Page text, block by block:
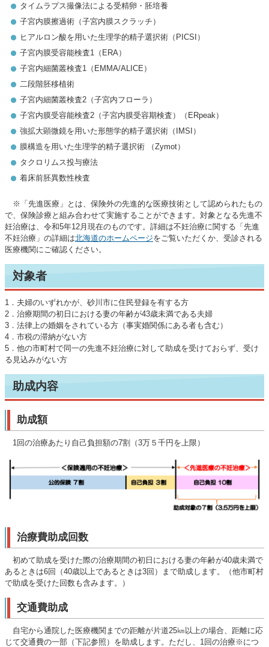
タイムラプス撮像法による受精卵・胚培養
子宮内膜擦過術（子宮内膜スクラッチ）
ヒアルロン酸を用いた生理学的精子選択術（PICSI）
子宮内膜受容能検査1（ERA）
子宮内細菌叢検査1（EMMA/ALICE）
二段階胚移植術
子宮内細菌叢検査2（子宮内フローラ）
子宮内膜受容能検査2（子宮内膜受容期検査）（ERpeak）
強拡大顕微鏡を用いた形態学的精子選択術（IMSI）
膜構造を用いた生理学的精子選択術 （Zymot）
タクロリムス投与療法
着床前胚異数性検査
※「先進医療」とは、保険外の先進的な医療技術として認められたもの
で、保険診療と組み合わせて実施することができます。対象となる先進不
妊治療は、令和5年12月現在のものです。詳細は不妊治療に関する「先進
不妊治療」の詳細は北海道のホームページをご覧いただくか、受診される
医療機関にご確認ください。
対象者
1．夫婦のいずれかが、砂川市に住民登録を有する方
2．治療期間の初日における妻の年齢が43歳未満である夫婦
3．法律上の婚姻をされている方（事実婚関係にある者も含む）
4．市税の滞納がない方
5．他の市町村で同一の先進不妊治療に対して助成を受けておらず、受け
る見込みがない方
助成内容
助成額
1回の治療あたり自己負担額の7割（3万５千円を上限）
治療費助成回数
初めて助成を受けた際の治療期間の初日における妻の年齢が40歳未満で
あるときは6回（40歳以上であるときは3回）まで助成します。（他市町村
で助成を受けた回数も含みます。）
交通費助成
自宅から通院した医療機関までの距離が片道25㎞以上の場合、距離に応
じて交通費の一部（下記参照）を助成します。ただし、1回の治療※につ